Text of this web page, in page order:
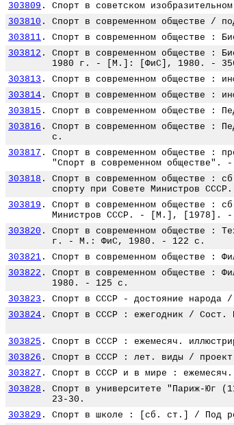
303809 . Спорт в советском
303810 . Спорт в современном обществе
303811 . Спорт в современном обществе
303812 .
Спорт в современном обществе :
1980 г. - [М.]: [ФиС], 1980. -
303813 . Спорт в современном обществе
303814 . Спорт в современном обществе
303815 . Спорт в современном обществе
303816 .
Спорт в современном обществе :
с.
303817 .
Спорт в современном обществе :
"Спорт в современном
303818 .
Спорт в современном обществе :
спорту при Совете Министров
303819 .
Спорт в современном обществе :
Министров СССР. - [М.], [1978]. -
303820 .
Спорт в современном обществе :
г. - М.: ФиС, 1980. - 122 с.
303821 . Спорт в современном обществе
303822 .
Спорт в современном обществе :
1980. - 125 с.
303823 . Спорт в СССР - достояние
303824 . Спорт в СССР : ежегодник /
303825 . Спорт в СССР : ежемесяч.
303826 . Спорт в СССР : лет. виды /
303827 . Спорт в СССР и в мире :
303828 .
Спорт в университете "Париж-
23-30.
303829 . Спорт в школе : [сб. ст.] / Под